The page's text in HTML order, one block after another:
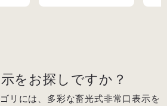
をお探しですか？
リには、多彩な畜光式非常口表示を